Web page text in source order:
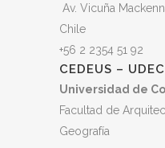
Av. Vicuña
Chile
+56 2 2354 51 92
CEDEUS – UDEC
Universidad de
Facultad de
Geografía